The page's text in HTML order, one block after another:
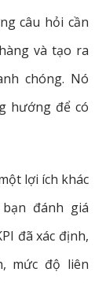
câu hỏi cần
và tạo ra
chóng. Nó
hướng để có
lợi ích khác
đánh giá
đã xác định,
mức độ liên